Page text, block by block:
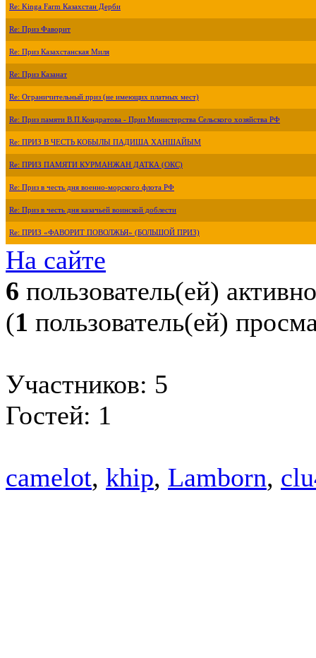
Re: Kinga Farm Казахстан Дерби
Re: Приз Фаворит
Re: Приз Казахстанская Миля
Re: Приз Казанат
Re: Ограничительный приз (не имеющих платных мест)
Re: Приз памяти В.П.Кондратова - Приз Министерства Сельского хозяйства РФ
Re: ПРИЗ В ЧЕСТЬ КОБЫЛЫ ПАДИША ХАНШАЙЫМ
Re: ПРИЗ ПАМЯТИ КУРМАНЖАН ДАТКА (ОКС)
Re: Приз в честь дня военно-морского флота РФ
Re: Приз в честь дня казачьей воинской доблести
Re: ПРИЗ «ФАВОРИТ ПОВОЛЖЬЯ» (БОЛЬШОЙ ПРИЗ)
На сайте
6 пользователь(ей) активно
(1 пользователь(ей)
Участников: 5
Гостей: 1
camelot, khip, Lamborn,